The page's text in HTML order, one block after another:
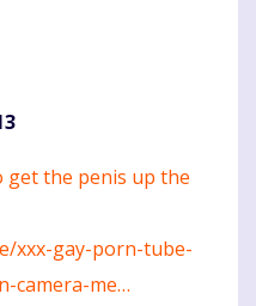
get the penis up the
xxx-gay-porn-tube-
camera-me…